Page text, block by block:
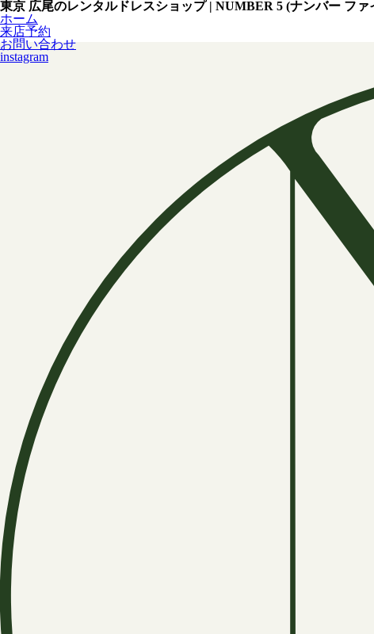
東京 広尾のレンタルドレスショップ | NUMBER 5 (ナンバー ファ
ホーム
来店予約
お問い合わせ
instagram